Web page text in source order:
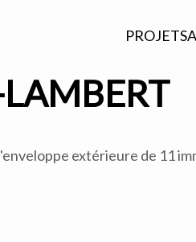
PROJETS
extérieure de 11